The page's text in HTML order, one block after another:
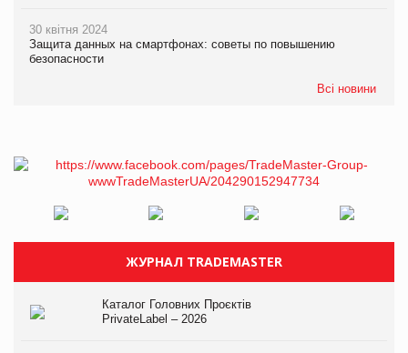
30 квітня 2024
Защита данных на смартфонах: советы по повышению
безопасности
Всі новини
ЖУРНАЛ TRADEMASTER
Каталог Головних Проєктів
PrivateLabel – 2026